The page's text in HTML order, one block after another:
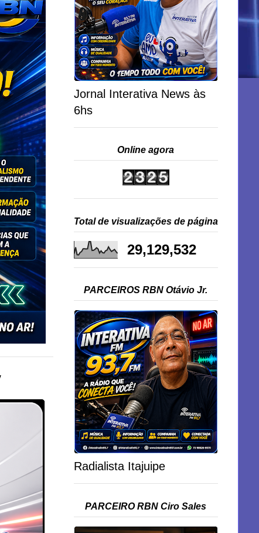
Jornal Interativa News às
6hs
Online agora
Total de visualizações de página
29,129,532
PARCEIROS RBN Otávio Jr.
Radialista Itajuipe
PARCEIRO RBN Ciro Sales